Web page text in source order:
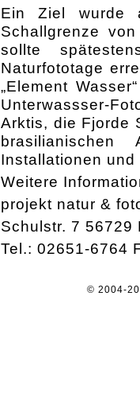
Ein Ziel wurde
Schallgrenze
sollte
Naturfototage
„Element
Unterwassser-
Arktis, die Fjorde
brasilianischen
Installationen
Weitere
projekt natur &
Schulstr. 7 56729
Tel.: 02651-6764
© 2004-